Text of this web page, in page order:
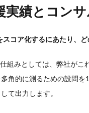
実績とコン
スコア化するにあたり、
組みとしては、弊社が
角的に測るための設問
て出力します。